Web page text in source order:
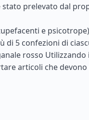
prelevato dal
e
di 5 confezioni di
rosso
articoli che devono